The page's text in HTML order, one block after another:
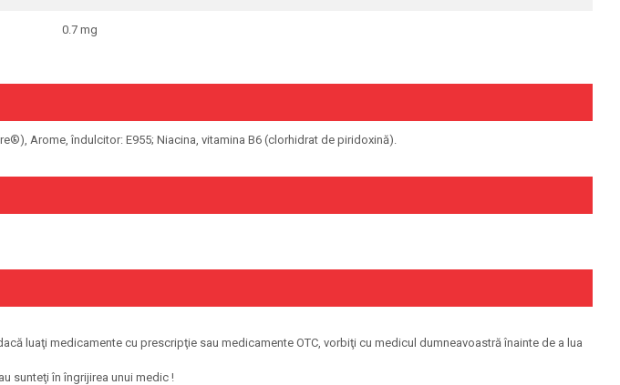
0.7 mg
Arome, îndulcitor: E955; Niacina, vitamina B6 (clorhidrat de piridoxină).
luaţi medicamente cu prescripţie sau medicamente OTC, vorbiţi cu medicul dumneavoastră înainte de a lua
sunteţi în îngrijirea unui medic !